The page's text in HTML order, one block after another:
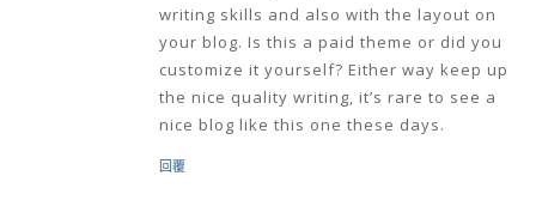
writing skills and also with the layout on
your blog. Is this a paid theme or did you
customize it yourself? Either way keep up
the nice quality writing, it’s rare to see a
nice blog like this one these days.
回覆